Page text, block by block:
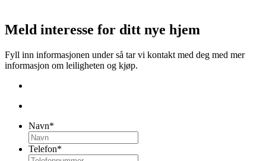
Meld interesse for ditt nye hjem
Fyll inn informasjonen under så tar vi kontakt med deg med mer
informasjon om leiligheten og kjøp.
Navn*
Telefon*